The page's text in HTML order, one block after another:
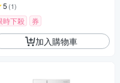
5 (1)
時下殺 券
加入購物車